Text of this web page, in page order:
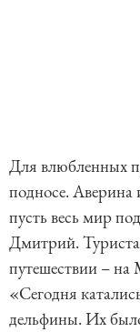
Для влюбленных
подносе.
пусть весь мир
Дмитрий.
путешествии – на
«Сегодня
дельфины. Их